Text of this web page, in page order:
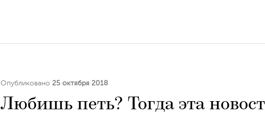
Опубликовано 25 октября 2018
Любишь петь? Тогда эта